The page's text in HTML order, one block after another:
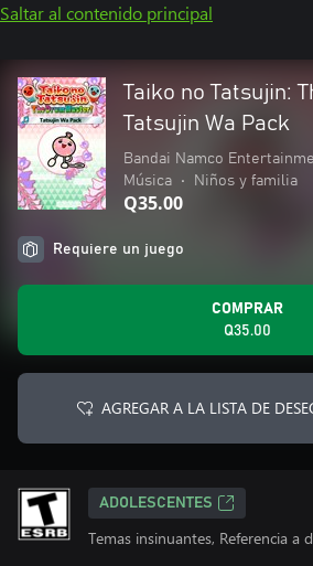
Saltar al contenido principal
Taiko no Tatsujin:
Tatsujin Wa Pack
Bandai Namco
Música
• Niños y familia
Q35.00
Requiere un juego
COMPRAR
Q35.00
AGREGAR A LA LISTA DE
ADOLESCENTES
Temas insinuantes, Referencia a